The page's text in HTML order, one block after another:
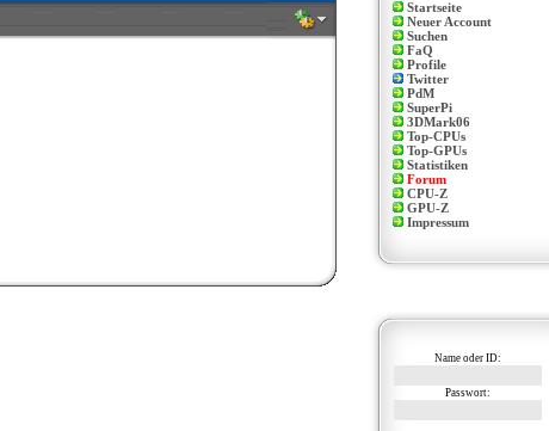
Startseite
Neuer Account
Suchen
FaQ
Profile
Twitter
PdM
SuperPi
3DMark06
Top-CPUs
Top-GPUs
Statistiken
Forum
CPU-Z
GPU-Z
Impressum
Name oder ID:
Passwort: